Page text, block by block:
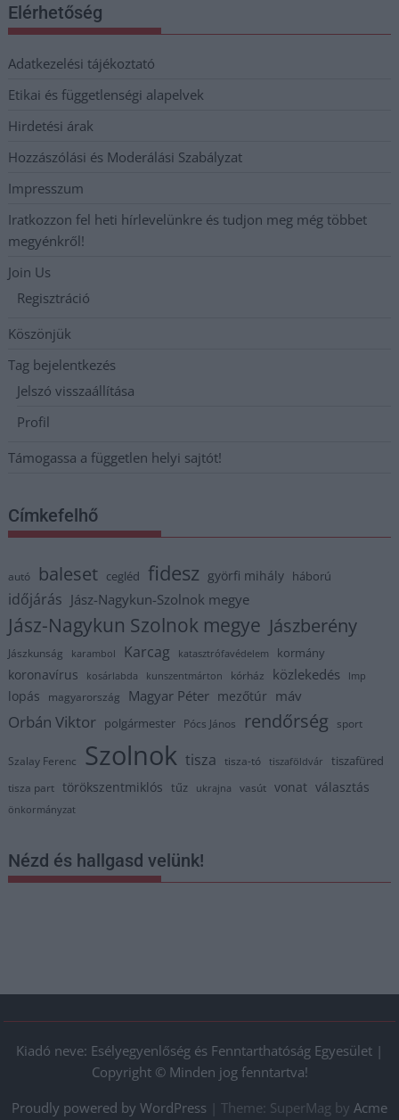
Elérhetőség
Adatkezelési tájékoztató
Etikai és függetlenségi alapelvek
Hirdetési árak
Hozzászólási és Moderálási Szabályzat
Impresszum
Iratkozzon fel heti hírlevelünkre és tudjon meg még többet
megyénkről!
Join Us
Regisztráció
Köszönjük
Tag bejelentkezés
Jelszó visszaállítása
Profil
Támogassa a független helyi sajtót!
Címkefelhő
autó baleset cegléd fidesz györfi mihály háború
időjárás Jász-Nagykun-Szolnok megye
Jász-Nagykun Szolnok megye Jászberény
Jászkunság karambol Karcag katasztrófavédelem kormány
koronavírus kosárlabda kunszentmárton kórház közlekedés lmp
lopás magyarország Magyar Péter mezőtúr máv
Orbán Viktor polgármester Pócs János rendőrség sport
Szalay Ferenc Szolnok tisza tisza-tó tiszaföldvár tiszafüred
tisza part törökszentmiklós tűz ukrajna vasút vonat választás
önkormányzat
Nézd és hallgasd velünk!
Kiadó neve: Esélyegyenlőség és Fenntarthatóság Egyesület |
Copyright © Minden jog fenntartva!
Proudly powered by WordPress
Theme: SuperMag by Acme